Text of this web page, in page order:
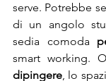
serve. Potrebbe
di un angolo
sedia comoda
dipingere, lo